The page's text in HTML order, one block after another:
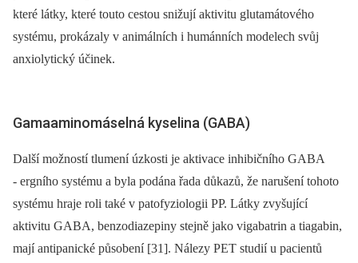
kte­ré látky, které touto cestou snižují aktivitu glutamátového
systému, prokázaly v animálních i humánních modelech svůj
anxiolytický účinek.
Gamaaminomáselná kyselina (GABA)
Další možností tlumení úzkosti je aktivace inhibičního GABA
‑⁠ ergního systému a byla podána řada důkazů, že narušení tohoto
systému hraje roli také v patofyziologii PP. Látky zvyšující
aktivitu GABA, benzodiazepiny stejně jako vigabatrin a tiagabin,
mají antipanické působení [31]. Nálezy PET studií u pacientů